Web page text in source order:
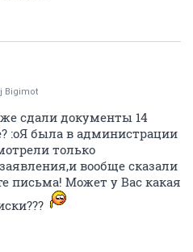
Bigimot
сдали документы 14
:oЯ была в администрации
только
вообще сказали
письма! Может у Вас какая